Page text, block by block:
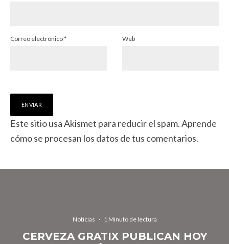
Correo electrónico* Web
Este sitio usa Akismet para reducir el spam.Aprende
cómo se procesan los datos de tus comentarios.
Noticias · 1 Minuto de lectura
CERVEZA GRATIX PUBLICAN HOY